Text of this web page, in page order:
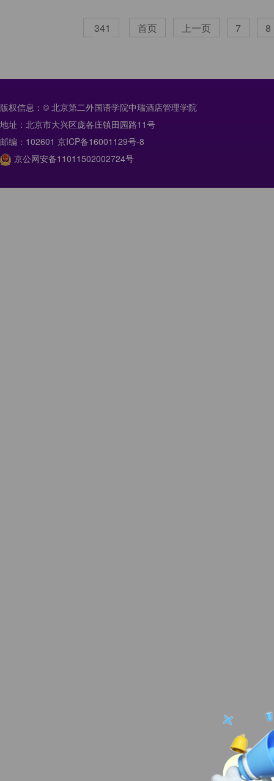
341 首页 上一页 7 8
版权信息：© 北京第二外国语学院中瑞酒店管理学院
地址：北京市大兴区庞各庄镇田园路11号
邮编：102601 京ICP备16001129号-8
京公网安备11011502002724号